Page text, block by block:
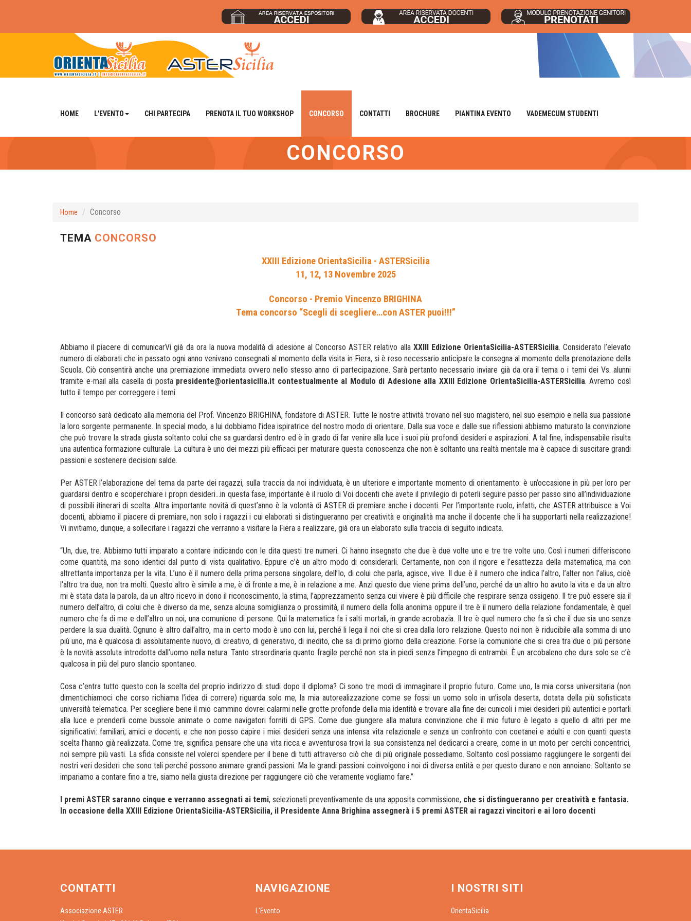
HOME L'EVENTO CHI PARTECIPA PRENOTA IL TUO WORKSHOP CONCORSO CONTATTI BROCHURE PIANTINA EVENTO VADEMECUM STUDENTI
CONCORSO
Home Concorso
TEMA CONCORSO
XXIII Edizione OrientaSicilia - ASTERSicilia
11, 12, 13 Novembre 2025
Concorso - Premio Vincenzo BRIGHINA
Tema concorso “Scegli di scegliere…con ASTER puoi!!!”
Abbiamo il piacere di comunicarVi già da ora la nuova modalità di adesione al Concorso ASTER relativo alla XXIII Edizione OrientaSicilia-ASTERSicilia. Considerato l’elevato
numero di elaborati che in passato ogni anno venivano consegnati al momento della visita in Fiera, si è reso necessario anticipare la consegna al momento della prenotazione della
Scuola. Ciò consentirà anche una premiazione immediata ovvero nello stesso anno di partecipazione. Sarà pertanto necessario inviare già da ora il tema o i temi dei Vs. alunni
tramite e-mail alla casella di posta presidente@orientasicilia.it contestualmente al Modulo di Adesione alla XXIII Edizione OrientaSicilia-ASTERSicilia. Avremo così
tutto il tempo per correggere i temi.
Il concorso sarà dedicato alla memoria del Prof. Vincenzo BRIGHINA, fondatore di ASTER. Tutte le nostre attività trovano nel suo magistero, nel suo esempio e nella sua passione
la loro sorgente permanente. In special modo, a lui dobbiamo l’idea ispiratrice del nostro modo di orientare. Dalla sua voce e dalle sue riflessioni abbiamo maturato la convinzione
che può trovare la strada giusta soltanto colui che sa guardarsi dentro ed è in grado di far venire alla luce i suoi più profondi desideri e aspirazioni. A tal fine, indispensabile risulta
una autentica formazione culturale. La cultura è uno dei mezzi più efficaci per maturare questa conoscenza che non è soltanto una realtà mentale ma è capace di suscitare grandi
passioni e sostenere decisioni salde.
Per ASTER l’elaborazione del tema da parte dei ragazzi, sulla traccia da noi individuata, è un ulteriore e importante momento di orientamento: è un’occasione in più per loro per
guardarsi dentro e scoperchiare i propri desideri…in questa fase, importante è il ruolo di Voi docenti che avete il privilegio di poterli seguire passo per passo sino all’individuazione
di possibili itinerari di scelta. Altra importante novità di quest’anno è la volontà di ASTER di premiare anche i docenti. Per l’importante ruolo, infatti, che ASTER attribuisce a Voi
docenti, abbiamo il piacere di premiare, non solo i ragazzi i cui elaborati si distingueranno per creatività e originalità ma anche il docente che li ha supportarti nella realizzazione!
Vi invitiamo, dunque, a sollecitare i ragazzi che verranno a visitare la Fiera a realizzare, già ora un elaborato sulla traccia di seguito indicata.
“Un, due, tre. Abbiamo tutti imparato a contare indicando con le dita questi tre numeri. Ci hanno insegnato che due è due volte uno e tre tre volte uno. Così i numeri differiscono
come quantità, ma sono identici dal punto di vista qualitativo. Eppure c’è un altro modo di considerarli. Certamente, non con il rigore e l’esattezza della matematica, ma con
altrettanta importanza per la vita. L’uno è il numero della prima persona singolare, dell’Io, di colui che parla, agisce, vive. Il due è il numero che indica l’altro, l’alter non l’alius, cioè
l’altro tra due, non tra molti. Questo altro è simile a me, è di fronte a me, è in relazione a me. Anzi questo due viene prima dell’uno, perché da un altro ho avuto la vita e da un altro
mi è stata data la parola, da un altro ricevo in dono il riconoscimento, la stima, l’apprezzamento senza cui vivere è più difficile che respirare senza ossigeno. Il tre può essere sia il
numero dell’altro, di colui che è diverso da me, senza alcuna somiglianza o prossimità, il numero della folla anonima oppure il tre è il numero della relazione fondamentale, è quel
numero che fa di me e dell’altro un noi, una comunione di persone. Qui la matematica fa i salti mortali, in grande acrobazia. Il tre è quel numero che fa sì che il due sia uno senza
perdere la sua dualità. Ognuno è altro dall’altro, ma in certo modo è uno con lui, perché li lega il noi che si crea dalla loro relazione. Questo noi non è riducibile alla somma di uno
più uno, ma è qualcosa di assolutamente nuovo, di creativo, di generativo, di inedito, che sa di primo giorno della creazione. Forse la comunione che si crea tra due o più persone
è la novità assoluta introdotta dall’uomo nella natura. Tanto straordinaria quanto fragile perché non sta in piedi senza l’impegno di entrambi. È un arcobaleno che dura solo se c’è
qualcosa in più del puro slancio spontaneo.
Cosa c’entra tutto questo con la scelta del proprio indirizzo di studi dopo il diploma? Ci sono tre modi di immaginare il proprio futuro. Come uno, la mia corsa universitaria (non
dimentichiamoci che corso richiama l’idea di correre) riguarda solo me, la mia autorealizzazione come se fossi un uomo solo in un’isola deserta, dotata della più sofisticata
università telematica. Per scegliere bene il mio cammino dovrei calarmi nelle grotte profonde della mia identità e trovare alla fine dei cunicoli i miei desideri più autentici e portarli
alla luce e prenderli come bussole animate o come navigatori forniti di GPS. Come due giungere alla matura convinzione che il mio futuro è legato a quello di altri per me
significativi: familiari, amici e docenti; e che non posso capire i miei desideri senza una intensa vita relazionale e senza un confronto con coetanei e adulti e con quanti questa
scelta l’hanno già realizzata. Come tre, significa pensare che una vita ricca e avventurosa trovi la sua consistenza nel dedicarci a creare, come in un moto per cerchi concentrici,
noi sempre più vasti. La sfida consiste nel volerci spendere per il bene di tutti attraverso ciò che di più originale possediamo. Soltanto così possiamo raggiungere le sorgenti dei
nostri veri desideri che sono tali perché possono animare grandi passioni. Ma le grandi passioni coinvolgono i noi di diversa entità e per questo durano e non annoiano. Soltanto se
impariamo a contare fino a tre, siamo nella giusta direzione per raggiungere ciò che veramente vogliamo fare.”
I premi ASTER saranno cinque e verranno assegnati ai temi, selezionati preventivamente da una apposita commissione, che si distingueranno per creatività e fantasia.
In occasione della XXIII Edizione OrientaSicilia-ASTERSicilia, il Presidente Anna Brighina assegnerà i 5 premi ASTER ai ragazzi vincitori e ai loro docenti
CONTATTI
Associazione ASTER
NAVIGAZIONE
L'Evento
I NOSTRI SITI
OrientaSicilia